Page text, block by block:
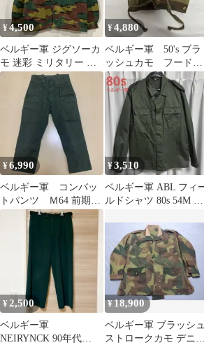
¥4,500
ベルギー軍 ジグソーカ
モ 迷彩 ミリタリー シ
ャツ ジャケット リップ
ストップ
¥4,880
ベルギー軍 50's ブラ
ッシュカモ フード
レア 希少 vintage 実
物
¥6,990
ベルギー軍 コンバッ
トパンツ Ｍ64 前期
¥3,510
ベルギー軍 ABL フィ
ルドシャツ 80s 54M ミ
¥2,500
ベルギー軍
NEIRYNCK 90年代
¥18,900
ベルギー軍 ブラッシュ
ストロークカモ デニソ